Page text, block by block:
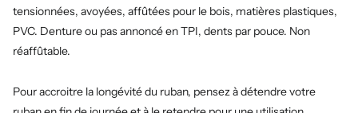
tensionnées, avoyées, affûtées pour le bois, matières plastiques,
PVC. Denture ou pas annoncé en TPI, dents par pouce. Non
réaffûtable.
Pour accroitre la longévité du ruban, pensez à détendre votre